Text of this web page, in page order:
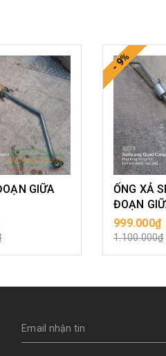
GIỮA
HÀNG
- 9%
ỐNG XẢ
ĐOẠN
999.000₫
1.100.000₫